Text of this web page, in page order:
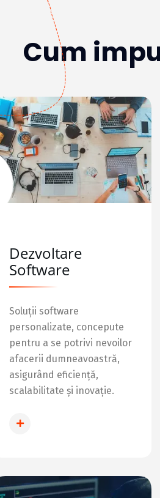
Cum
Dezvoltare
Software
Soluții software
personalizate, concepute
pentru a se potrivi nevoilor
afacerii dumneavoastră,
asigurând eficiență,
scalabilitate și inovație.